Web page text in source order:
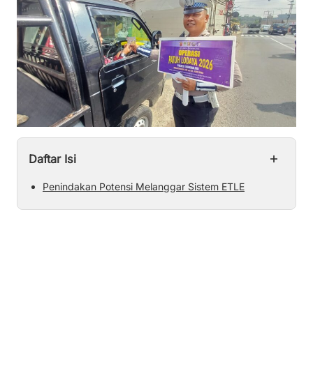
Daftar Isi +
Penindakan Potensi Melanggar Sistem ETLE